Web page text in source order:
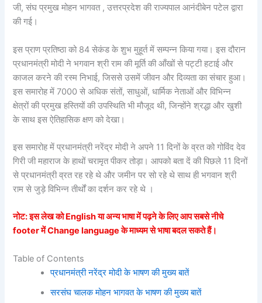
जी, संघ प्रमुख मोहन भागवत , उत्तरप्रदेश की राज्यपाल आनंदीबेन पटेल द्वारा
की गई।
इस प्राण प्रतिष्ठा को 84 सेकंड के शुभ मुहूर्त में सम्पन्न किया गया। इस दौरान
प्रधानमंत्री मोदी ने भगवान श्री राम की मूर्ति की आँखों से पट्टी हटाई और
काजल करने की रस्म निभाई, जिससे उसमें जीवन और दिव्यता का संचार हुआ।
इस समारोह में 7000 से अधिक संतों, साधुओं, धार्मिक नेताओं और विभिन्न
क्षेत्रों की प्रमुख हस्तियों की उपस्थिति भी मौजूद थी, जिन्होंने श्रद्धा और खुशी
के साथ इस ऐतिहासिक क्षण को देखा।
इस समारोह में प्रधानमंत्री नरेंद्र मोदी ने अपने 11 दिनों के व्रत को गोविंद देव
गिरी जी महाराज के हाथों चरामृत पीकर तोड़ा। आपको बता दें की पिछले 11 दिनों
से प्रधानमंत्री व्रत रह रहे थे और जमीन पर सो रहे थे साथ ही भगवान श्री
राम से जुड़े विभिन्न तीर्थों का दर्शन कर रहे थे ।
नोट: इस लेख को English या अन्य भाषा में पढ़ने के लिए आप सबसे नीचे
footer में Change language के माध्यम से भाषा बदल सकते हैं।
Table of Contents
प्रधानमंत्री नरेंद्र मोदी के भाषण की मुख्य बातें
सरसंघ चालक मोहन भागवत के भाषण की मुख्य बातें